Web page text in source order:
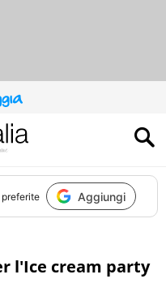
Aggiungi
l'Ice cream party